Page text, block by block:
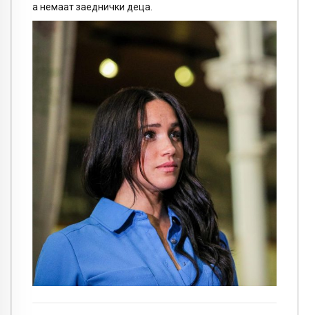
а немаат заеднички деца.